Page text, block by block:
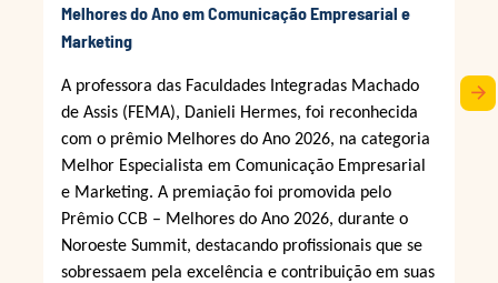
Melhores do Ano em Comunicação Empresarial e
Marketing
A professora das Faculdades Integradas Machado
de Assis (FEMA), Danieli Hermes, foi reconhecida
com o prêmio Melhores do Ano 2026, na categoria
Melhor Especialista em Comunicação Empresarial
e Marketing. A premiação foi promovida pelo
Prêmio CCB – Melhores do Ano 2026, durante o
Noroeste Summit, destacando profissionais que se
sobressaem pela excelência e contribuição em suas
arrow_forward